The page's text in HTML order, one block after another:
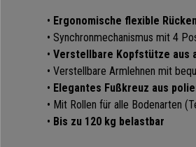
• Ergonomische flexible
• Synchronmechanismus mit 4
• Verstellbare Kopfstütze aus
• Verstellbare Armlehnen mit
• Elegantes Fußkreuz aus
• Mit Rollen für alle Bodenarten
• Bis zu 120 kg belastbar